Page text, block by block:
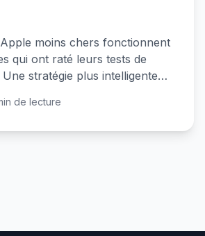
moins chers fonctionnent
qui ont raté leurs tests de
stratégie plus intelligente
de lecture